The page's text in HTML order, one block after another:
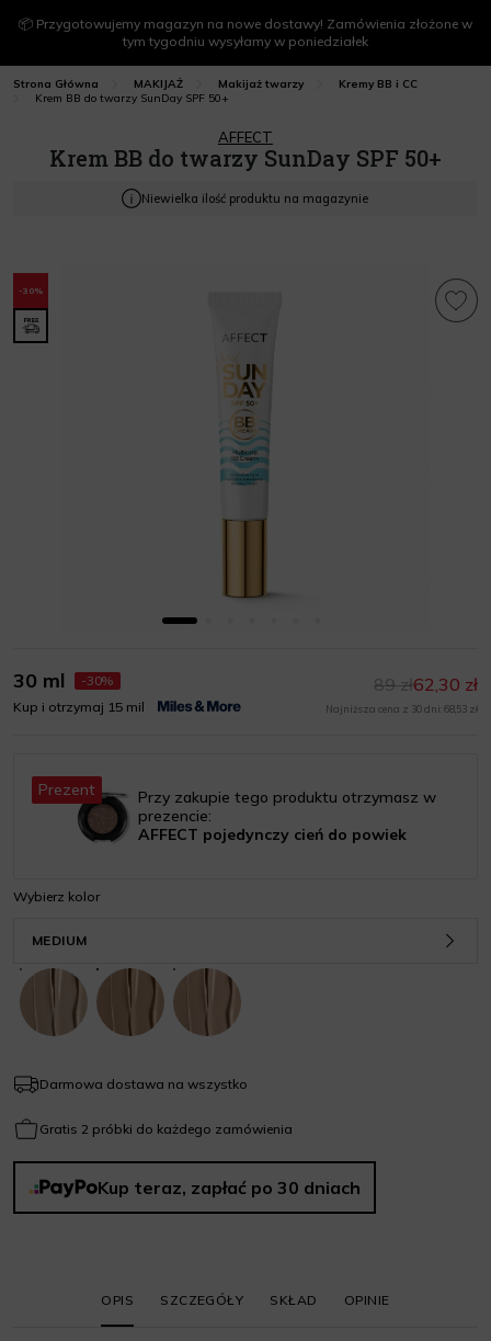
📦 Przygotowujemy magazyn na nowe dostawy! Zamówienia złożone w
tym tygodniu wysyłamy w poniedziałek
Strona Główna MAKIJAŻ Makijaż twarzy
Kremy BB i CC
Krem BB do twarzy SunDay SPF 50+
AFFECT
Krem BB do twarzy SunDay SPF 50+
Niewielka ilość produktu na magazynie
-30%
Wybierz kolor
MEDIUM
30 ml
-30%
Kup i otrzymaj 15 mil
62,30 zł
89 zł
Najniższa cena z 30 dni: 68,53 zł
Prezent
Przy zakupie tego produktu otrzymasz w
prezencie:
AFFECT pojedynczy cień do powiek
Darmowa dostawa na wszystko
Gratis 2 próbki do każdego zamówienia
Kup teraz, zapłać po 30 dniach
OPIS SZCZEGÓŁY SKŁAD OPINIE